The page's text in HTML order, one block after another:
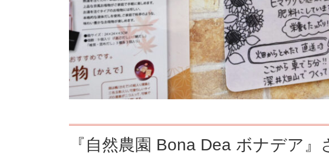
『自然農園 Bona Dea ボナデア』